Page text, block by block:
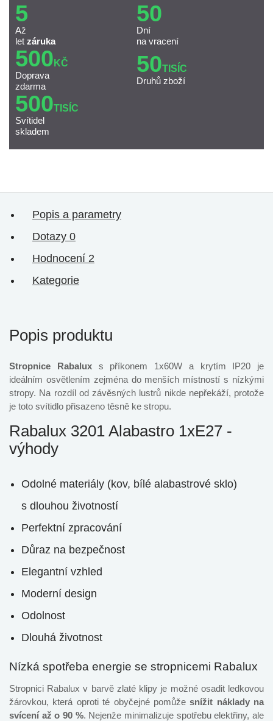
5
Až
let záruka
50
Dní
na vracení
500 KČ
Doprava
zdarma
50TISÍC
Druhů zboží
500TISÍC
Svítidel
skladem
Popis a parametry
Dotazy 0
Hodnocení 2
Kategorie
Popis produktu
Stropnice Rabaluxs příkonem 1x60W a krytím IP20 je
ideálním osvětlením zejména do menších místností s nízkými
stropy. Na rozdíl od závěsných lustrů nikde nepřekáží, protože
je toto svítidlo přisazeno těsně ke stropu.
Rabalux 3201 Alabastro 1xE27 -
výhody
Odolné materiály (kov, bílé alabastrové sklo)
s dlouhou životností
Perfektní zpracování
Důraz na bezpečnost
Elegantní vzhled
Moderní design
Odolnost
Dlouhá životnost
Nízká spotřeba energie se stropnicemi Rabalux
Stropnici Rabalux v barvě zlaté klipy je možné osadit ledkovou
žárovkou, která oproti té obyčejné pomůžesnížit náklady na
svícení až o 90 %. Nejenže minimalizuje spotřebu elektřiny, ale